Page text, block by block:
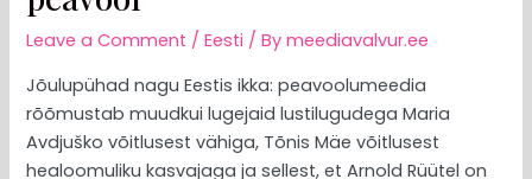
Leave a Comment /Eesti / Bymeediavalvur.ee
Jõulupühad nagu Eestis ikka: peavoolumeedia
rõõmustab muudkui lugejaid lustilugudega Maria
Avdjuško võitlusest vähiga, Tõnis Mäe võitlusest
healoomuliku kasvajaga ja sellest, et Arnold Rüütel on